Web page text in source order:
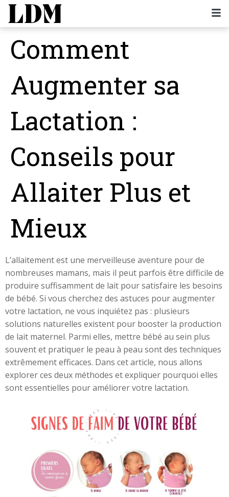
Comment
Augmenter sa
Lactation :
Conseils pour
Allaiter Plus et
Mieux
L’allaitement est une merveilleuse aventure pour de
nombreuses mamans, mais il peut parfois être difficile de
produire suffisamment de lait pour satisfaire les besoins
de bébé. Si vous cherchez des astuces pour augmenter
votre lactation, ne vous inquiétez pas : plusieurs
solutions naturelles existent pour booster la production
de lait maternel. Parmi elles, mettre bébé au sein plus
souvent et pratiquer le peau à peau sont des techniques
extrêmement efficaces. Dans cet article, nous allons
explorer ces deux méthodes et expliquer pourquoi elles
sont essentielles pour améliorer votre lactation.